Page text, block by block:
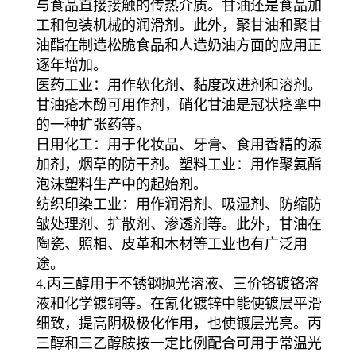
与食品直接接触的传热介质。甘油还是食品加
工和包装机械的润滑剂。此外，聚甘油和聚甘
油酯在制造松脆食品和人造奶油方面的应用正
逐年增加。
医药工业：用作软化剂、黏度改进剂和溶剂。
甘油疮木酚可用作剂，硝化甘油是冠状痉挛中
的一种扩张药等。
日用化工：用于化妆品、牙膏、食用香精的添
加剂，烟草的防干剂。塑料工业：用作聚氨酯
泡沫塑料生产中的起始剂。
纺织印染工业：用作润滑剂、吸湿剂、防缩防
皱处理剂、扩散剂、渗透剂等。此外，甘油在
陶瓷、照相、皮革和木材等工业也有广泛用
途。
4.丙三醇用于不锈钢抛光溶液、三价铬镀铬溶
液和化学镀铜等。在氰化镀锌中能使镀层平滑
细致，提高阴极极化作用，也使镀层光亮。丙
三醇和三乙醇胺按一定比例配合可用于常温光